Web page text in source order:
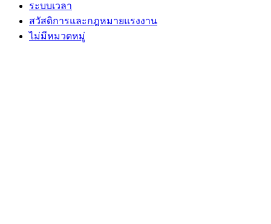
ระบบเวลา
สวัสดิการและกฎหมายแรงงาน
ไม่มีหมวดหมู่